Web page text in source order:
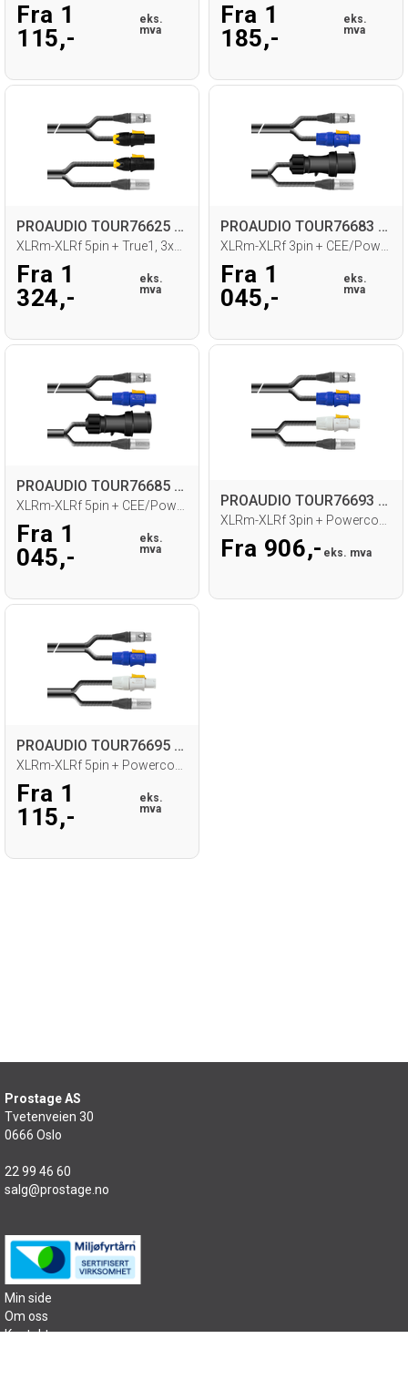
Fra 1
115,-
eks.
mva
Fra 1
185,-
eks.
mva
PROAUDIO TOUR76625 Kombikabel
Fra 1
324,-
eks.
mva
PROAUDIO TOUR76683 Kombikabel
Fra 1
045,-
eks.
mva
PROAUDIO TOUR76685 Kombikabel
Fra 1
045,-
eks.
mva
PROAUDIO TOUR76693 Kombikabel
Fra 906,- eks. mva
PROAUDIO TOUR76695 Kombikabel
Fra 1
115,-
eks.
mva
Prostage AS
Tvetenveien 30
0666 Oslo
22 99 46 60
salg@prostage.no
Min side
Om oss
Kontakt oss